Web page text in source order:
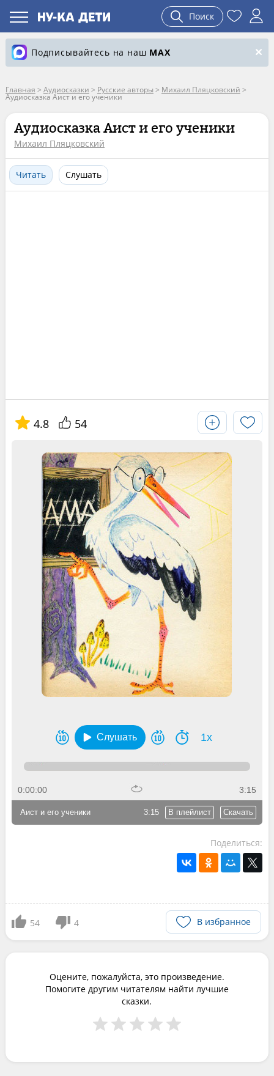
Поиск
Подписывайтесь на наш MAX
Главная > Аудиосказки > Русские авторы > Михаил Пляцковский >
Аудиосказка Аист и его ученики
Аудиосказка Аист и его ученики
Михаил Пляцковский
Читать Слушать
4.8 54
Слушать 1x
0:00:00 3:15
3:15 В плейлист Скачать
Аист и его ученики
Поделиться:
54 4 В избранное
Оцените, пожалуйста, это произведение.
Помогите другим читателям найти лучшие
сказки.